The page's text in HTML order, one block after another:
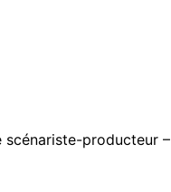
scénariste-producteur –